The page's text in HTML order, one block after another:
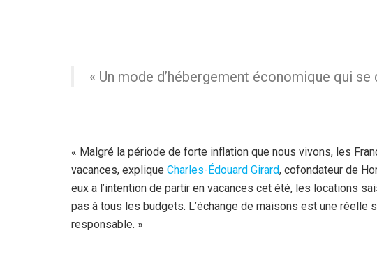
« Un mode d’hébergement économique qui
« Malgré la période de forte inflation que nous vivons, les
vacances, explique Charles-Édouard Girard, cofondateur de
eux a l’intention de partir en vacances cet été, les locations
pas à tous les budgets. L’échange de maisons est une réelle
responsable. »